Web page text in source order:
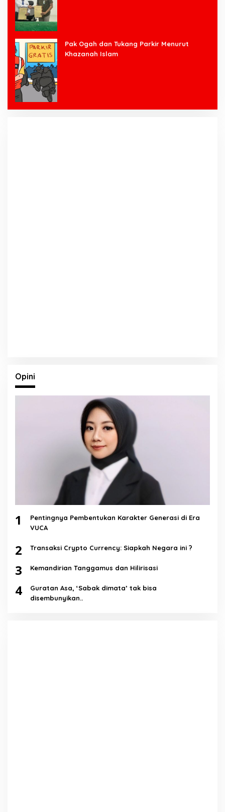
Pak Ogah dan Tukang Parkir Menurut
Khazanah Islam
Opini
1
Pentingnya Pembentukan Karakter Generasi di Era
VUCA
2 Transaksi Crypto Currency: Siapkah Negara ini ?
3 Kemandirian Tanggamus dan Hilirisasi
4
Guratan Asa, ‘Sabak dimata’ tak bisa
disembunyikan..